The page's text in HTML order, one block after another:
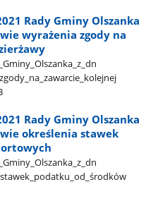
Rady Gminy Olszanka
wyrażenia zgody na
Rady Gminy Olszanka
określenia stawek